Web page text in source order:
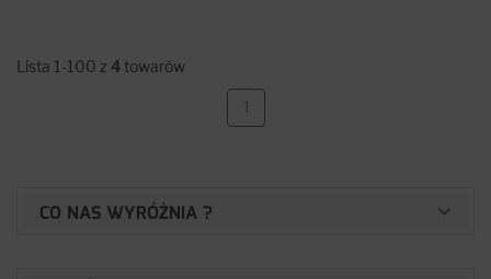
Lista 1-100 z 4towarów
1
CO NAS WYRÓŻNIA ?